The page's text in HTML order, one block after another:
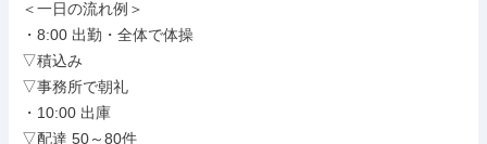
＜一日の流れ例＞
・8:00 出勤・全体で体操
▽積込み
▽事務所で朝礼
・10:00 出庫
▽配達 50～80件